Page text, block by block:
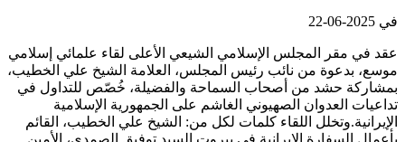
في
عقد في مقر المجلس الإسلامي الشيعي الأعلى لقاء علمائي إسلامي
موسع، بدعوة من نائب رئيس المجلس، العلامة الشيخ علي الخطيب،
بمشاركة حشد من أصحاب السماحة والفضيلة، خُصّص للتداول في
تداعيات العدوان الصهيوني الغاشم على الجمهورية الإسلامية
الإيرانية.وتخلل اللقاء كلمات لكل من: الشيخ علي الخطيب، القائم